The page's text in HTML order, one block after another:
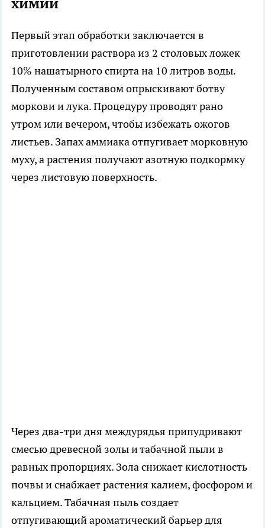
Первый этап обработки заключается в
приготовлении раствора из 2 столовых ложек
10% нашатырного спирта на 10 литров воды.
Полученным составом опрыскивают ботву
моркови и лука. Процедуру проводят рано
утром или вечером, чтобы избежать ожогов
листьев. Запах аммиака отпугивает морковную
муху, а растения получают азотную подкормку
через листовую поверхность.
Через два-три дня междурядья припудривают
смесью древесной золы и табачной пыли в
равных пропорциях. Зола снижает кислотность
почвы и снабжает растения калием, фосфором и
кальцием. Табачная пыль создает
отпугивающий ароматический барьер для